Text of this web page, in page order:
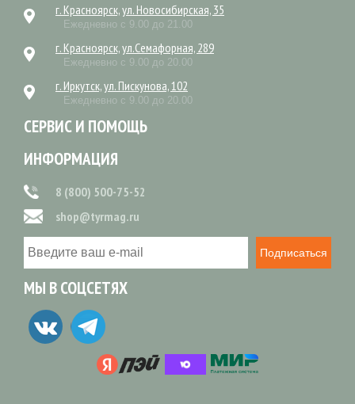
г. Красноярск, ул. Новосибирская, 35
Ежедневно с 9.00 до 21.00
г. Красноярск, ул.Семафорная, 289
Ежедневно с 9.00 до 20.00
г. Иркутск, ул. Пискунова, 102
Ежедневно с 9.00 до 20.00
СЕРВИС И ПОМОЩЬ
ИНФОРМАЦИЯ
8 (800) 500-75-52
shop@tyrmag.ru
Подписаться
МЫ В СОЦСЕТЯХ